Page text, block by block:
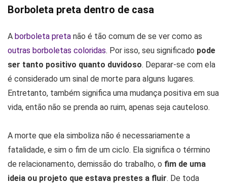
Borboleta preta dentro de casa
A borboleta preta não é tão comum de se ver como as
outras borboletas coloridas. Por isso, seu significado pode
ser tanto positivo quanto duvidoso. Deparar-se com ela
é considerado um sinal de morte para alguns lugares.
Entretanto, também significa uma mudança positiva em sua
vida, então não se prenda ao ruim, apenas seja cauteloso.
A morte que ela simboliza não é necessariamente a
fatalidade, e sim o fim de um ciclo. Ela significa o término
de relacionamento, demissão do trabalho, o fim de uma
ideia ou projeto que estava prestes a fluir. De toda